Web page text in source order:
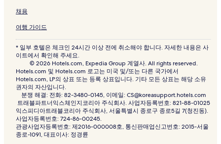
채용
여행 가이드
* 일부 호텔은 체크인 24시간 이상 전에 취소해야 합니다. 자세한 내용은 사
이트에서 확인해 주세요.
© 2026 Hotels.com, Expedia Group 계열사. All rights reserved.
Hotels.com 및 Hotels.com 로고는 미국 및/또는 다른 국가에서
Hotels.com, LP의 상표 또는 등록 상표입니다. 기타 모든 상표는 해당 소유
권자의 자산입니다.
분쟁 해결: 전화: 82-3480-0145, 이메일: CS@koreasupport.hotels.com
트래블파트너익스체인지코리아 주식회사. 사업자등록번호: 821-88-01025
익스피디아트래블코리아 주식회사, 서울특별시 종로구 종로5길 7(청진동).
사업자등록번호: 724-86-00245.
관광사업자등록번호: 제2016-000008호, 통신판매업신고번호: 2015-서울
종로-1091, 대표이사: 정경륜